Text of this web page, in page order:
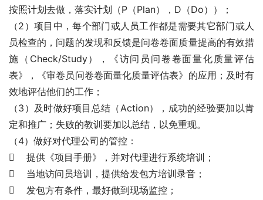
按照计划去做，落实计划（P（Plan），D（Do））；
（2）项目中，每个部门或人员工作都是需要其它部门或人
员检查的，问题的发现和反馈是问卷卷面质量提高的有效措
施（Check/Study），《访问员问卷卷面量化质量评估
表》，《审卷员问卷卷面量化质量评估表》的应用；及时有
效地评估他们的工作；
（3）及时做好项目总结（Action），成功的经验要加以肯
定和推广；失败的教训要加以总结，以免重现。
（4）做好对代理公司的管控：
    提供《项目手册》，并对代理进行系统培训；
    当地访问员培训，提供给发包方培训录音；
    发包方有条件，最好做到现场监控；